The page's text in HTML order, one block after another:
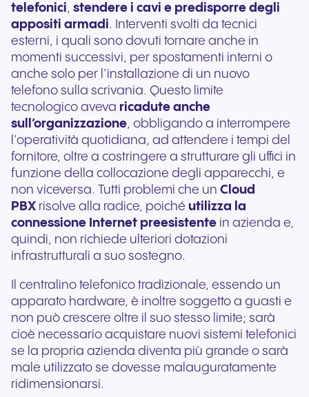
telefonici, stendere i cavi e predisporre degli
appositi armadi. Interventi svolti da tecnici
esterni, i quali sono dovuti tornare anche in
momenti successivi, per spostamenti interni o
anche solo per l’installazione di un nuovo
telefono sulla scrivania. Questo limite
tecnologico aveva ricadute anche
sull’organizzazione, obbligando a interrompere
l’operatività quotidiana, ad attendere i tempi del
fornitore, oltre a costringere a strutturare gli uffici in
funzione della collocazione degli apparecchi, e
non viceversa. Tutti problemi che un Cloud
PBX risolve alla radice, poiché utilizza la
connessione Internet preesistente in azienda e,
quindi, non richiede ulteriori dotazioni
infrastrutturali a suo sostegno.
Il centralino telefonico tradizionale, essendo un
apparato hardware, è inoltre soggetto a guasti e
non può crescere oltre il suo stesso limite; sarà
cioè necessario acquistare nuovi sistemi telefonici
se la propria azienda diventa più grande o sarà
male utilizzato se dovesse malauguratamente
ridimensionarsi.